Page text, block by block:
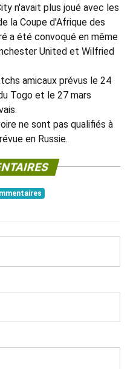
n'avait plus joué avec les
la Coupe d'Afrique des
a été convoqué en même
United et Wilfried
amicaux prévus le 24
Togo et le 27 mars
ne sont pas qualifiés à
en Russie.